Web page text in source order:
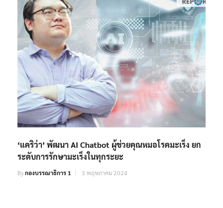
‘แคริว่า’ พัฒนา AI Chatbot ผู้ช่วยคุณหมอโรคมะเร็ง ยก
ระดับการรักษามะเร็งในทุกระยะ
Byกองบรรณาธิการ 1 3 พฤษภาคม 2024